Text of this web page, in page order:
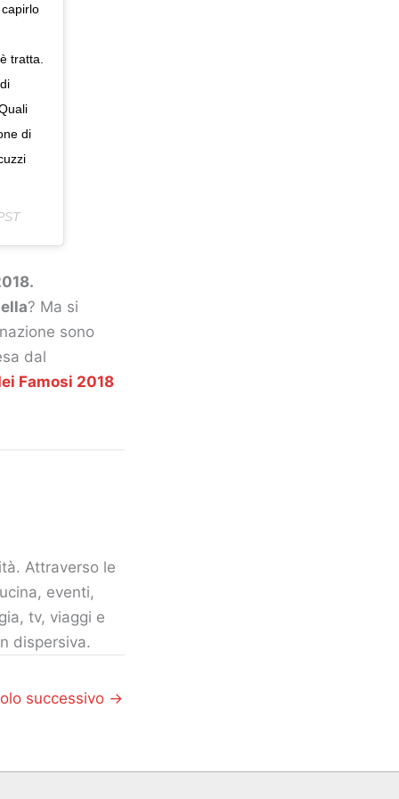
tratta.
di
? Ma si
sono
dal
Famosi 2018
Attraverso le
eventi,
tv, viaggi e
dispersiva.
successivo →